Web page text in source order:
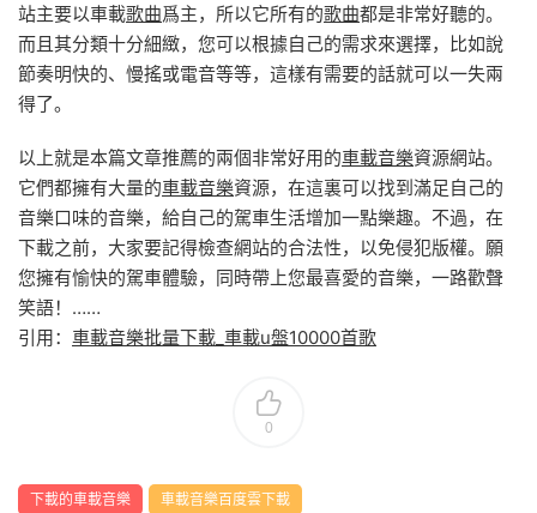
站主要以車載歌曲爲主，所以它所有的歌曲都是非常好聽的。
而且其分類十分細緻，您可以根據自己的需求來選擇，比如說
節奏明快的、慢搖或電音等等，這樣有需要的話就可以一失兩
得了。
以上就是本篇文章推薦的兩個非常好用的車載音樂資源網站。
它們都擁有大量的車載音樂資源，在這裏可以找到滿足自己的
音樂口味的音樂，給自己的駕車生活增加一點樂趣。不過，在
下載之前，大家要記得檢查網站的合法性，以免侵犯版權。願
您擁有愉快的駕車體驗，同時帶上您最喜愛的音樂，一路歡聲
笑語！……
引用： 車載音樂批量下載_車載u盤10000首歌
0
下載的車載音樂 車載音樂百度雲下載